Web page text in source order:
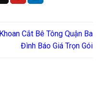
Khoan Cắt Bê Tông Quận Ba
Đình Báo Giá Trọn Gói